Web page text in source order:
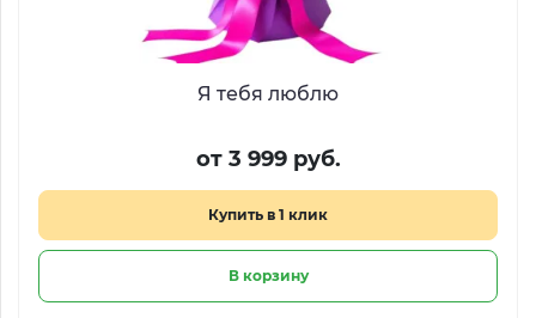
Я тебя люблю
от 3 999 руб.
Купить в 1 клик
В корзину